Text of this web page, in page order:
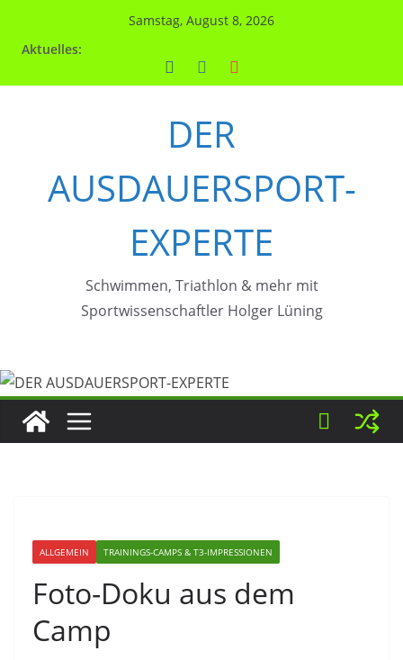
Samstag, August 8, 2026
Aktuelles:
DER
AUSDAUERSPORT-
EXPERTE
Schwimmen, Triathlon & mehr mit
Sportwissenschaftler Holger Lüning
ALLGEMEIN TRAININGS-CAMPS & T3-IMPRESSIONEN
Foto-Doku aus dem
Camp